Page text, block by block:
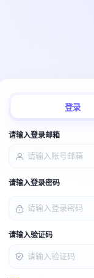
登录
请输入登录邮箱
请输入登录密码
请输入验证码